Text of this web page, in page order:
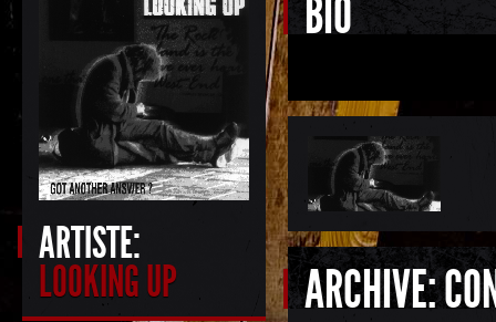
ARTISTE:
LOOKING UP
BIO
ARCHIVE: